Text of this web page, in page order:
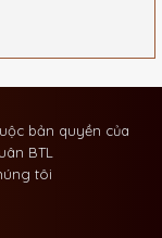
bản quyền của
BTL
tôi